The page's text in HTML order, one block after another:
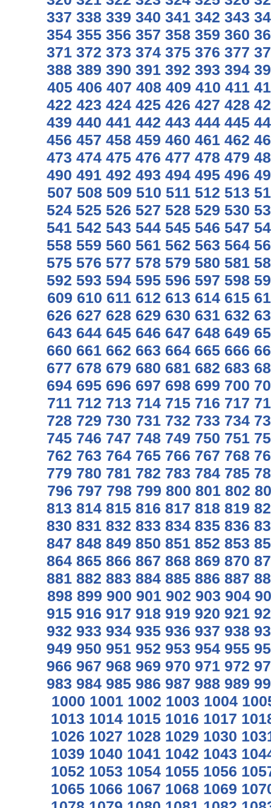
337 338 339 340 341 342 343
354 355 356 357 358 359 360
371 372 373 374 375 376 377
388 389 390 391 392 393 394
405 406 407 408 409 410 411
422 423 424 425 426 427 428
439 440 441 442 443 444 445
456 457 458 459 460 461 462
473 474 475 476 477 478 479
490 491 492 493 494 495 496
507 508 509 510 511 512 513
524 525 526 527 528 529 530
541 542 543 544 545 546 547
558 559 560 561 562 563 564
575 576 577 578 579 580 581
592 593 594 595 596 597 598
609 610 611 612 613 614 615
626 627 628 629 630 631 632
643 644 645 646 647 648 649
660 661 662 663 664 665 666
677 678 679 680 681 682 683
694 695 696 697 698 699 700
711 712 713 714 715 716 717
728 729 730 731 732 733 734
745 746 747 748 749 750 751
762 763 764 765 766 767 768
779 780 781 782 783 784 785
796 797 798 799 800 801 802
813 814 815 816 817 818 819
830 831 832 833 834 835 836
847 848 849 850 851 852 853
864 865 866 867 868 869 870
881 882 883 884 885 886 887
898 899 900 901 902 903 904
915 916 917 918 919 920 921
932 933 934 935 936 937 938
949 950 951 952 953 954 955
966 967 968 969 970 971 972
983 984 985 986 987 988 989
1000 1001 1002 1003 1004
1013 1014 1015 1016 1017
1026 1027 1028 1029 1030
1039 1040 1041 1042 1043
1052 1053 1054 1055 1056
1065 1066 1067 1068 1069